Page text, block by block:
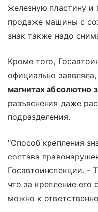
железную пластину и
продаже машины с
знак также надо
Кроме того,
официально заявляла,
магнитах абсолютно
разъяснения даже
подразделения.
"Способ крепления
состава
Госавтоинспекции. -
что за крепление
можно к